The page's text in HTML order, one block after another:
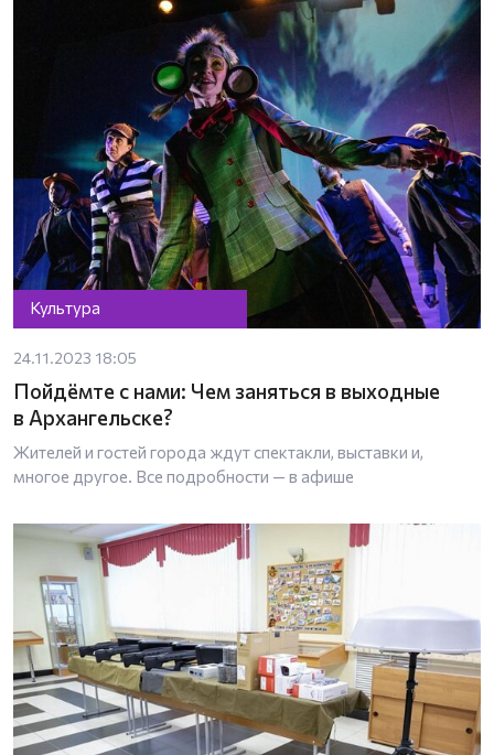
Культура
24.11.2023 18:05
Пойдёмте с нами: Чем заняться в выходные
в Архангельске?
Жителей и гостей города ждут спектакли, выставки и,
многое другое. Все подробности — в афише